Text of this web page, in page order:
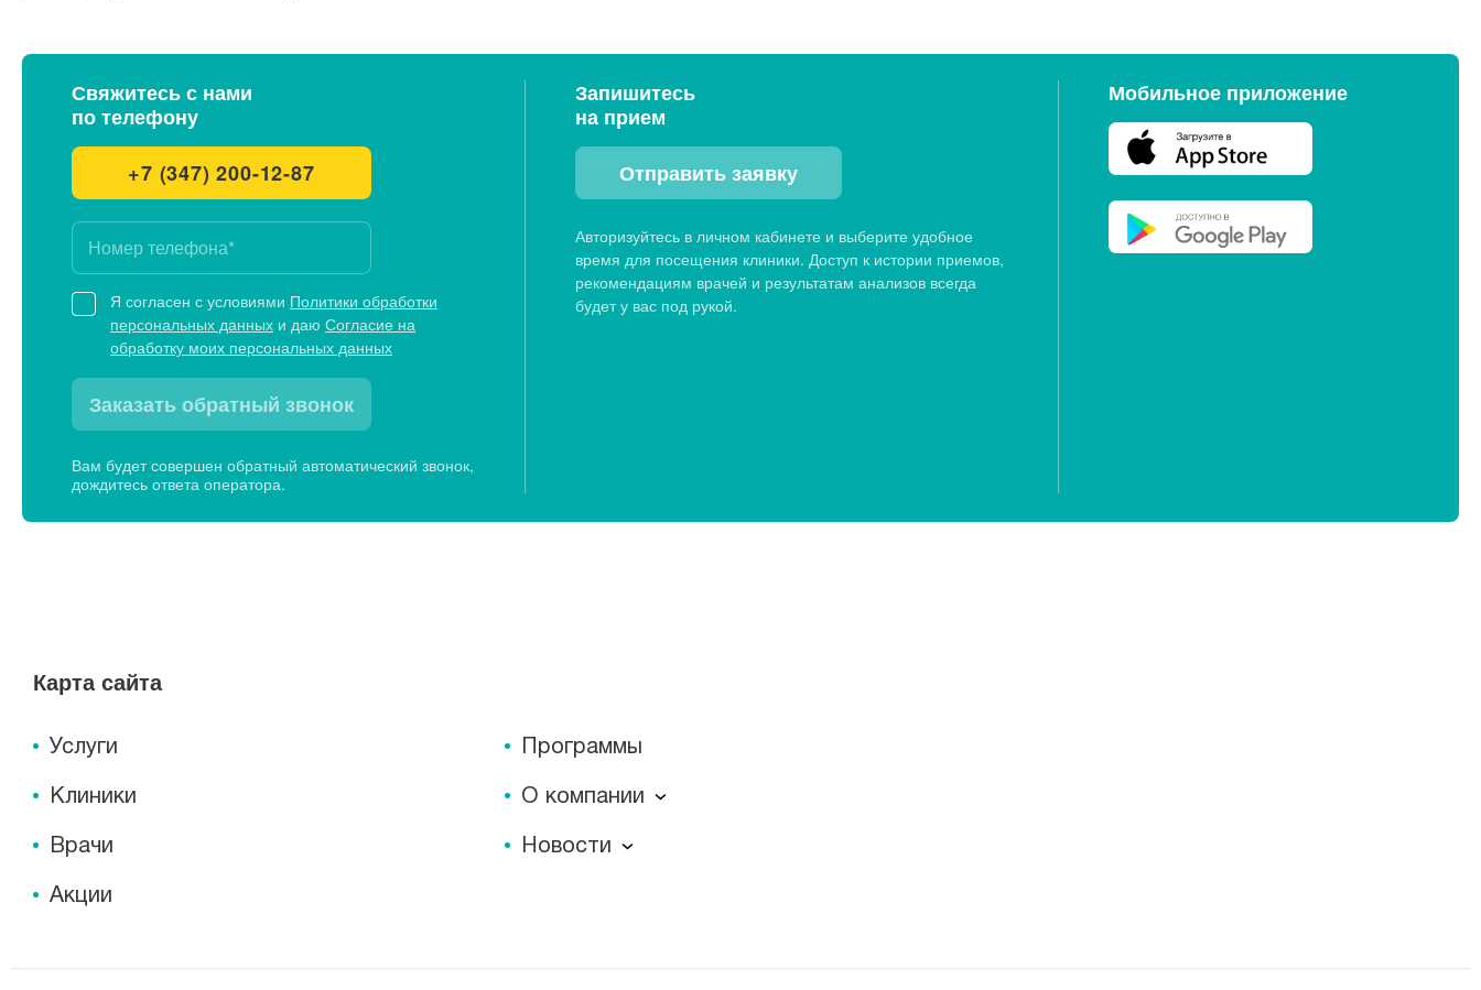
Свяжитесь с нами
по телефону
+7 (347) 200-12-87
Я согласен с условиями Политики обработки
персональных данных и даю Согласие на
обработку моих персональных данных
Заказать обратный звонок
Вам будет совершен обратный автоматический звонок,
дождитесь ответа оператора.
Запишитесь
на прием
Отправить заявку
Авторизуйтесь в личном кабинете и выберите удобное
время для посещения клиники. Доступ к истории приемов,
рекомендациям врачей и результатам анализов всегда
будет у вас под рукой.
Мобильное приложение
Карта сайта
Услуги
Клиники
Врачи
Акции
Программы
О компании
О компании
Отзывы
Новости